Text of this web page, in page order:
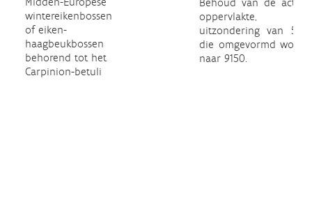
wintereikenbossen
of eiken-
haagbeukbossen
behorend tot het
Carpinion-betuli
oppervlakte,
uitzondering van 5
die omgevormd
naar 9150.